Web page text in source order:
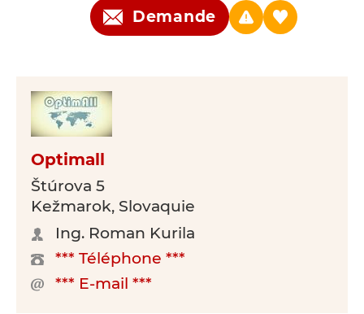
Demande
Optimall
Štúrova 5
Kežmarok, Slovaquie
Ing. Roman Kurila
*** Téléphone ***
*** E-mail ***